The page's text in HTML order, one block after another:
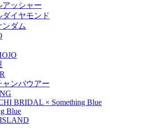
アッシャー
ダイヤモンド
ンダム
ャンバウアー
BRIDAL × Something Blue
Blue